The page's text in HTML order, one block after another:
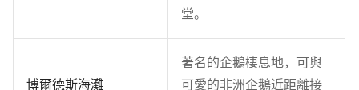
堂。
博爾德斯海灘
著名的企鵝棲息地，可與
可愛的非洲企鵝近距離接